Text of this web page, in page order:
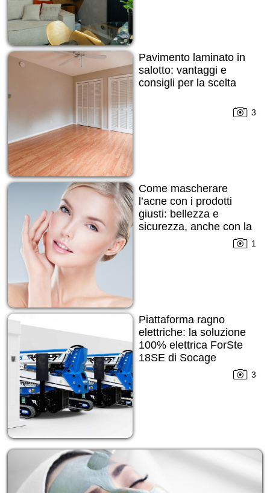
Pavimento laminato in
salotto: vantaggi e
consigli per la scelta
3
Come mascherare
l’acne con i prodotti
giusti: bellezza e
sicurezza, anche con la
1
Piattaforma ragno
elettriche: la soluzione
100% elettrica ForSte
18SE di Socage
3